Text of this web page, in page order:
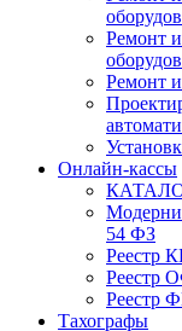
Ремонт
Ремонт
Онлайн-кассы
54 ФЗ
Реестр
Реестр
Реестр
Тахографы